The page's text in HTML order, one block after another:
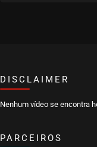
DISCLAIMER
Nenhum vídeo se encontra
PARCEIROS